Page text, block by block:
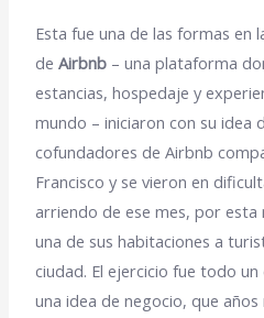
Esta fue una de las formas en
deAirbnb – una plataforma
estancias, hospedaje y
mundo – iniciaron con su idea
cofundadores de Airbnb
Francisco y se vieron en
arriendo de ese mes, por
una de sus habitaciones a
ciudad. El ejercicio fue todo
una idea de negocio, que